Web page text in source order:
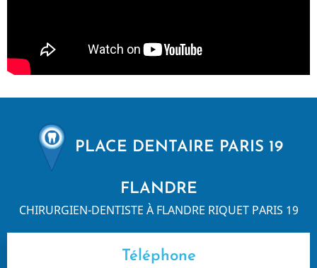
PLACE DENTAIRE PARIS 19
FLANDRE
CHIRURGIEN-DENTISTE À FLANDRE RIQUET PARIS 19
Téléphone